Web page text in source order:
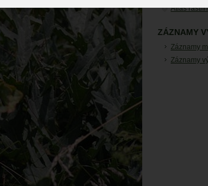
Atlas rastlín
ZÁZNAMY
Záznamy
Záznamy